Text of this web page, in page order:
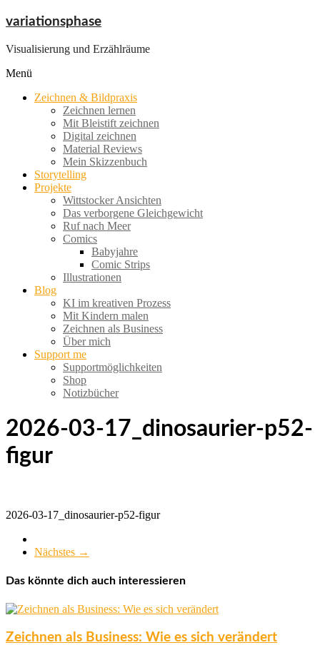
Zum
springen
variationsphase
Visualisierung und Erzählräume
Menü
Zeichnen & Bildpraxis
Zeichnen lernen
Mit Bleistift zeichnen
Digital zeichnen
Material Reviews
Mein Skizzenbuch
Storytelling
Projekte
Wittstocker Ansichten
Das verborgene Gleichgewicht
Ruf nach Meer
Comics
Babyjahre
Comic Strips
Illustrationen
Blog
KI im kreativen Prozess
Mit Kindern malen
Zeichnen als Business
Über mich
Support me
Supportmöglichkeiten
Shop
Notizbücher
2026-03-17_dinosaurier-p52-
figur
2026-03-17_dinosaurier-p52-figur
Nächstes →
Das könnte dich auch interessieren
Zeichnen als Business: Wie es sich verändert